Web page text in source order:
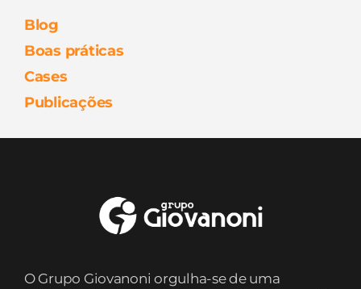
Blog
Boas práticas
Cases
Publicações
O Grupo Giovanoni orgulha-se de uma